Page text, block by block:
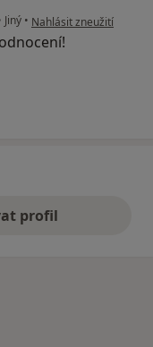
Jiný • podle názoru uživatele
Nahlásit zneužití
profil